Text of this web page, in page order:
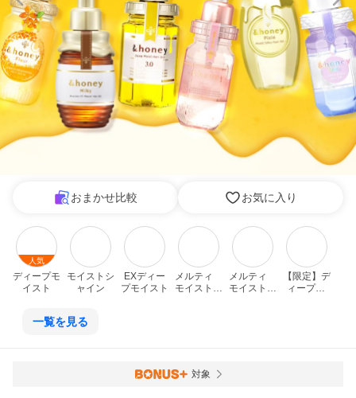
おまかせ比較 お気に入り
人気
ディープモ
イスト
モイストシ
ャイン
EXディー
プモイスト
メルティ
モイストリ
メルティ
モイストリ
【限定】デ
ィープ　/
一覧を見る
対象